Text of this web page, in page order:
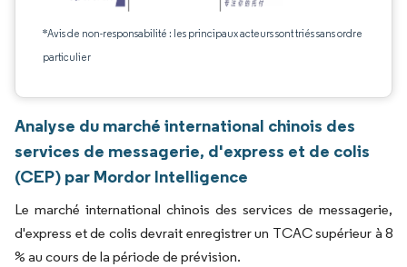
*Avis de non-responsabilité : les principaux acteurs sont triés sans ordre
particulier
Analyse du marché international chinois des
services de messagerie, d'express et de colis
(CEP) par Mordor Intelligence
Le marché international chinois des services de messagerie,
d'express et de colis devrait enregistrer un TCAC supérieur à 8
% au cours de la période de prévision.